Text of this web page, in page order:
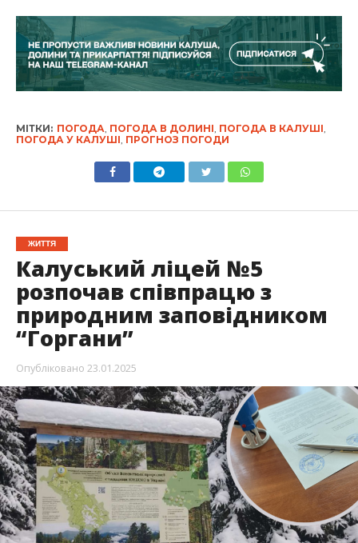
МІТКИ: ПОГОДА ПОГОДА В ДОЛИНІ ПОГОДА В КАЛУШІ
ПОГОДА У КАЛУШІ ПРОГНОЗ ПОГОДИ
ЖИТТЯ
Калуський ліцей №5
розпочав співпрацю з
природним заповідником
“Горгани”
Опубліковано 23.01.2025